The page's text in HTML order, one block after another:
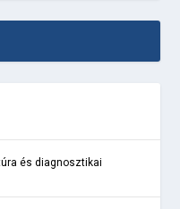
és diagnosztikai